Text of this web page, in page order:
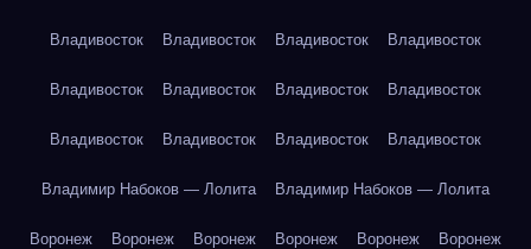
Владивосток Владивосток Владивосток Владивосток
Владивосток Владивосток Владивосток Владивосток
Владивосток Владивосток Владивосток Владивосток
Владимир Набоков — Лолита Владимир Набоков — Лолита
Воронеж Воронеж Воронеж Воронеж Воронеж Воронеж